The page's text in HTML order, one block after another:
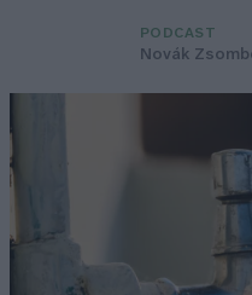
PODCAST
Novák